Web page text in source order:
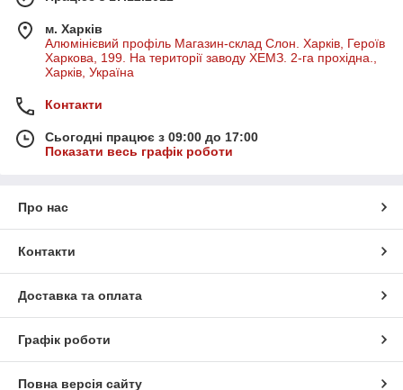
м. Харків
Алюмінієвий профіль Магазин-склад Слон. Харків, Героїв
Харкова, 199. На території заводу ХЕМЗ. 2-га прохідна.,
Харків, Україна
Контакти
Сьогодні працює з 09:00 до 17:00
Показати весь графік роботи
Про нас
Контакти
Доставка та оплата
Графік роботи
Повна версія сайту